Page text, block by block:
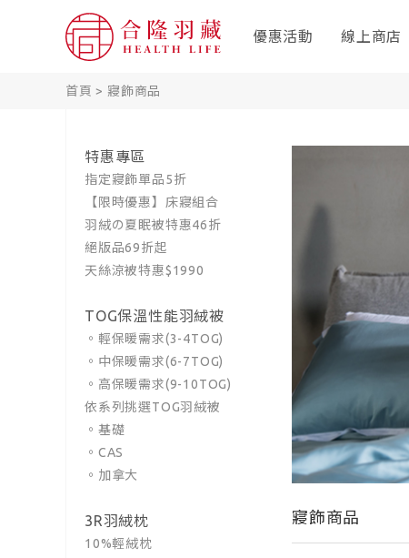
優惠活動 線上商店
首頁 > 寢飾商品
特惠專區
指定寢飾單品5折
【限時優惠】床寢組合
羽絨の夏眠被特惠46折
絕版品69折起
天絲涼被特惠$1990
TOG保溫性能羽絨被
。輕保暖需求(3-4TOG)
。中保暖需求(6-7TOG)
。高保暖需求(9-10TOG)
依系列挑選TOG羽絨被
。基礎
。CAS
。加拿大
3R羽絨枕
10%輕絨枕
寢飾商品